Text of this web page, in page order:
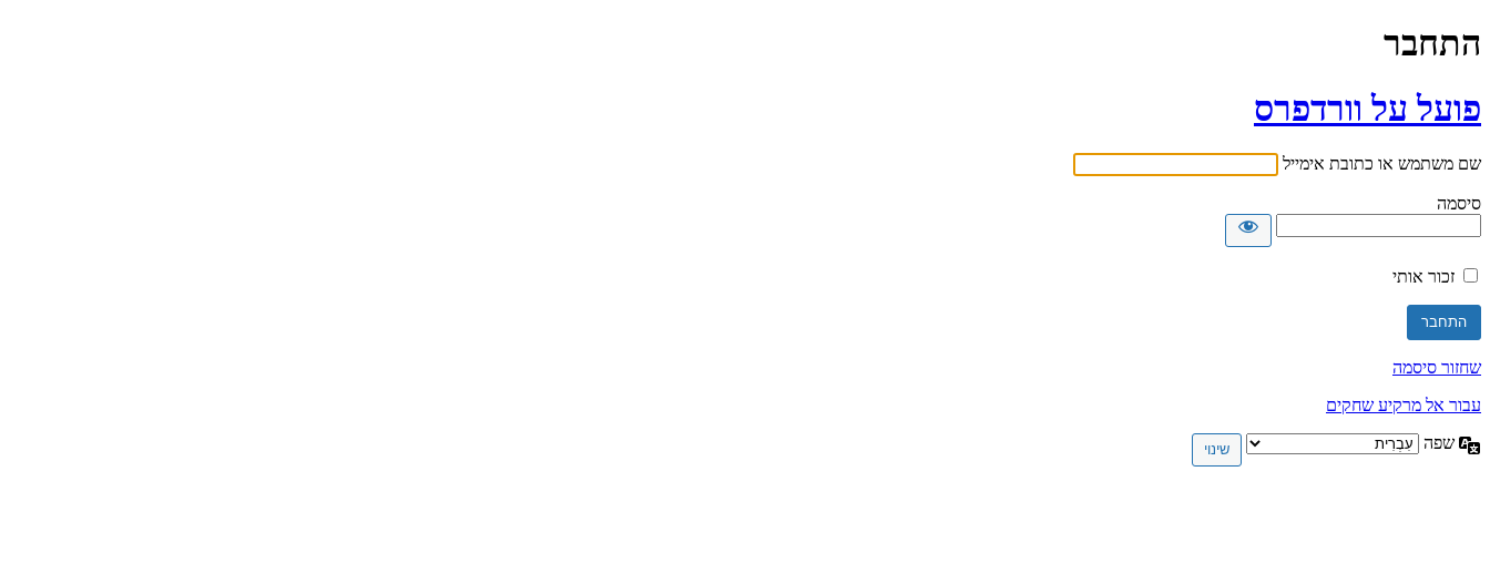
התחבר
פועל על וורדפרס
שם משתמש או כתובת אימייל
סיסמה
זכור אותי
שחזור סיסמה
עבור אל מרקיע שחקים
שפה